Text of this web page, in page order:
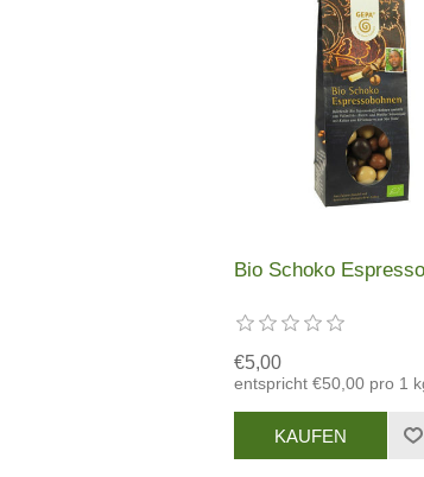
Bio Schoko
€5,00
entspricht €50,00 pro 1